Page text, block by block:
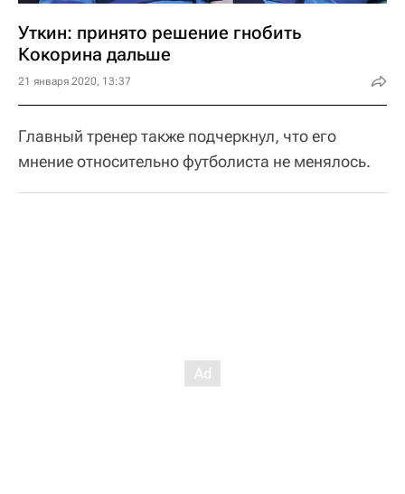
Уткин: принято решение гнобить
Кокорина дальше
21 января 2020, 13:37
Главный тренер также подчеркнул, что его
мнение относительно футболиста не менялось.